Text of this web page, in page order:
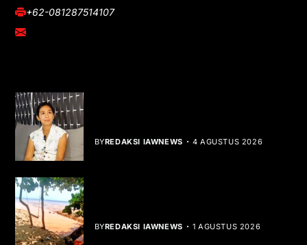
+62-081287514107
adm@iawnews.com
BYREDAKSI IAWNEWS 4 AGUSTUS 2026
BYREDAKSI IAWNEWS 1 AGUSTUS 2026